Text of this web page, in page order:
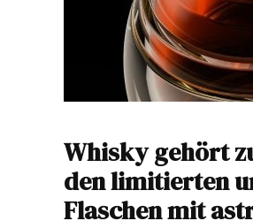
Whisky gehört
den limitierten
Flaschen mit